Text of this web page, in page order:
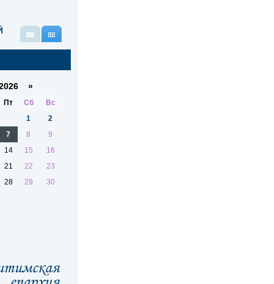
»
Пт Сб
Вс
1
2
7 8
9
14 15
16
21 22
23
28 29
30